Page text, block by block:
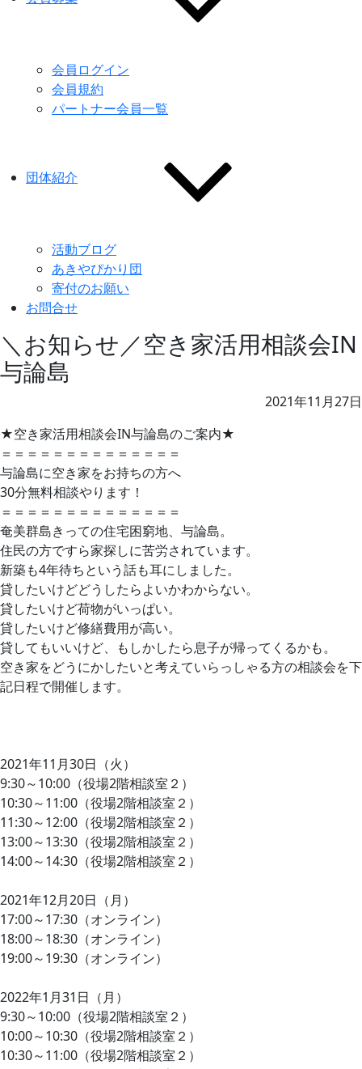
会員ログイン
会員規約
パートナー会員一覧
団体紹介
活動ブログ
あきやぴかり団
寄付のお願い
お問合せ
＼お知らせ／空き家活用相談会IN
与論島
2021年11月27日
★空き家活用相談会IN与論島のご案内★
＝＝＝＝＝＝＝＝＝＝＝＝＝＝
与論島に空き家をお持ちの方へ
30分無料相談やります！
＝＝＝＝＝＝＝＝＝＝＝＝＝＝
奄美群島きっての住宅困窮地、与論島。
住民の方ですら家探しに苦労されています。
新築も4年待ちという話も耳にしました。
貸したいけどどうしたらよいかわからない。
貸したいけど荷物がいっぱい。
貸したいけど修繕費用が高い。
貸してもいいけど、もしかしたら息子が帰ってくるかも。
空き家をどうにかしたいと考えていらっしゃる方の相談会を下
記日程で開催します。
2021年11月30日（火）
9:30～10:00（役場2階相談室２）
10:30～11:00（役場2階相談室２）
11:30～12:00（役場2階相談室２）
13:00～13:30（役場2階相談室２）
14:00～14:30（役場2階相談室２）
2021年12月20日（月）
17:00～17:30（オンライン）
18:00～18:30（オンライン）
19:00～19:30（オンライン）
2022年1月31日（月）
9:30～10:00（役場2階相談室２）
10:00～10:30（役場2階相談室２）
10:30～11:00（役場2階相談室２）